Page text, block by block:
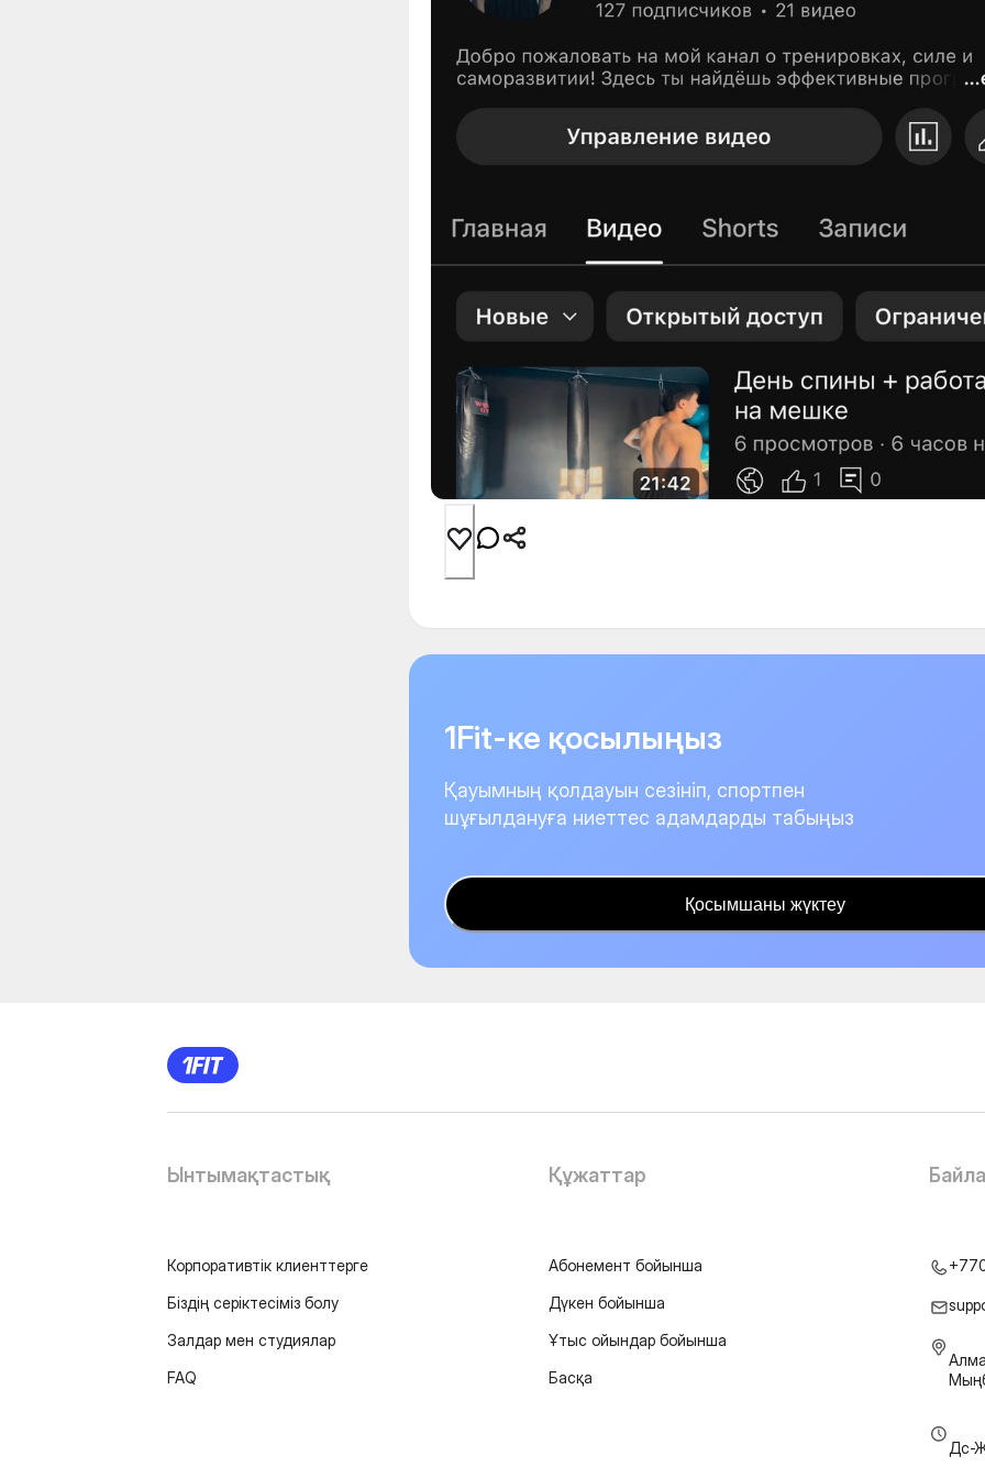
1Fit-ке қосылыңыз
Қауымның қолдауын сезініп, спортпен
шұғылдануға ниеттес адамдарды табыңыз
Қосымшаны жүктеу
Ынтымақтастық
Корпоративтік клиенттерге
Біздің серіктесіміз болу
Залдар мен студиялар
FAQ
Құжаттар
Абонемент бойынша
Дүкен бойынша
Ұтыс ойындар бойынша
Басқа
Дс-